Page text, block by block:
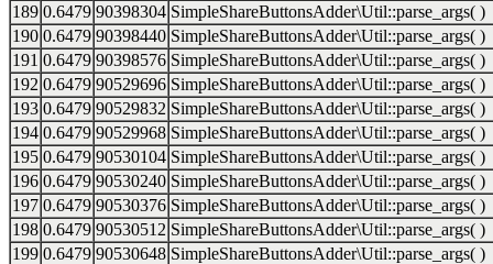
189 0.6479 90398304 SimpleShareButtonsAdder\Util::parse_args( )
190 0.6479 90398440 SimpleShareButtonsAdder\Util::parse_args( )
191 0.6479 90398576 SimpleShareButtonsAdder\Util::parse_args( )
192 0.6479 90529696 SimpleShareButtonsAdder\Util::parse_args( )
193 0.6479 90529832 SimpleShareButtonsAdder\Util::parse_args( )
194 0.6479 90529968 SimpleShareButtonsAdder\Util::parse_args( )
195 0.6479 90530104 SimpleShareButtonsAdder\Util::parse_args( )
196 0.6479 90530240 SimpleShareButtonsAdder\Util::parse_args( )
197 0.6479 90530376 SimpleShareButtonsAdder\Util::parse_args( )
198 0.6479 90530512 SimpleShareButtonsAdder\Util::parse_args( )
199 0.6479 90530648 SimpleShareButtonsAdder\Util::parse_args( )